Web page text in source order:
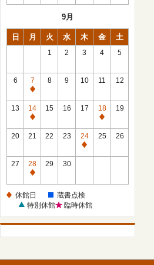
9月
日 月 火 水 木 金 土
1 2 3 4 5
6
7
休
館
日
8 9 10 11 12
13
14
休
館
15 16 17
18
休
館
19
20 21 22 23
24
休
25 26
27
28
休
日
29 30
休館日
蔵書点検
特別休館
臨時休館